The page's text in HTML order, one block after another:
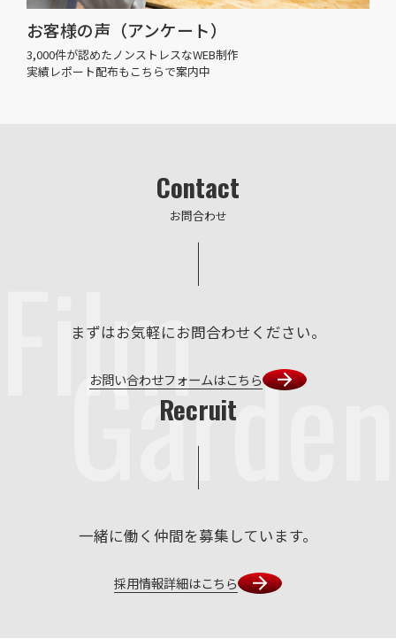
お客様の声（アンケート）
3,000件が認めたノンストレスなWEB制作
実績レポート配布もこちらで案内中
Film
Garden
Contact
お問合わせ
まずはお気軽にお問合わせください。
お問い合わせフォームはこちら
Recruit
一緒に働く仲間を募集しています。
採用情報詳細はこちら